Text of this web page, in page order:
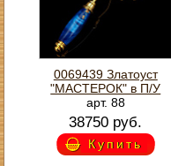
0069439 Златоуст
"МАСТЕРОК" в П/У
арт. 88
38750 руб.
Купить